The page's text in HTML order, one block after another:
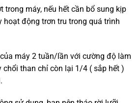
trong máy, nếu hết cần bổ sung kịp
hoạt động trơn tru trong quá trình
máy 2 tuần/lần với cường độ làm
chổi than chỉ còn lại 1/4 ( sắp hết )